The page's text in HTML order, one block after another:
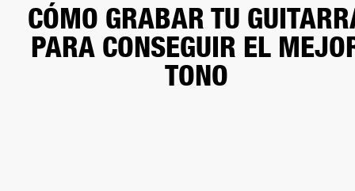
CÓMO GRABAR TU
PARA CONSEGUIR EL
TONO